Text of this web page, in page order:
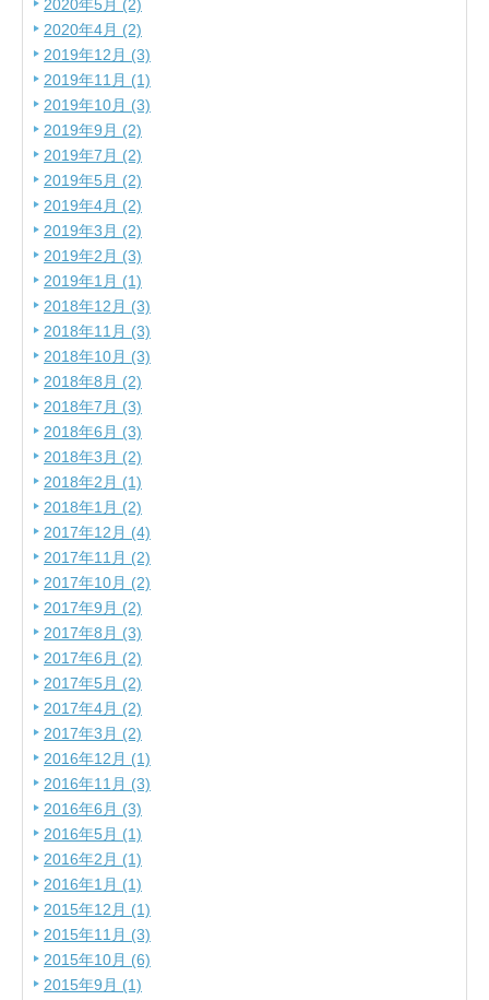
2020年5月 (2)
2020年4月 (2)
2019年12月 (3)
2019年11月 (1)
2019年10月 (3)
2019年9月 (2)
2019年7月 (2)
2019年5月 (2)
2019年4月 (2)
2019年3月 (2)
2019年2月 (3)
2019年1月 (1)
2018年12月 (3)
2018年11月 (3)
2018年10月 (3)
2018年8月 (2)
2018年7月 (3)
2018年6月 (3)
2018年3月 (2)
2018年2月 (1)
2018年1月 (2)
2017年12月 (4)
2017年11月 (2)
2017年10月 (2)
2017年9月 (2)
2017年8月 (3)
2017年6月 (2)
2017年5月 (2)
2017年4月 (2)
2017年3月 (2)
2016年12月 (1)
2016年11月 (3)
2016年6月 (3)
2016年5月 (1)
2016年2月 (1)
2016年1月 (1)
2015年12月 (1)
2015年11月 (3)
2015年10月 (6)
2015年9月 (1)